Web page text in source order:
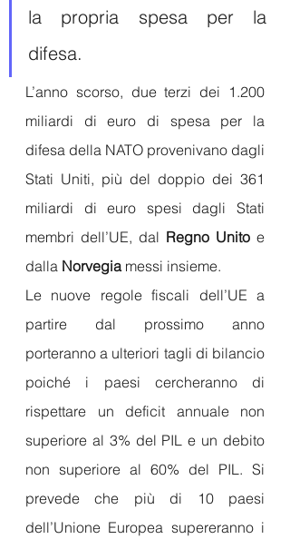
la propria spesa per la
difesa.
L’anno scorso, due terzi dei 1.200
miliardi di euro di spesa per la
difesa della NATO provenivano dagli
Stati Uniti, più del doppio dei 361
miliardi di euro spesi dagli Stati
membri dell’UE, dal Regno Unito e
dalla Norvegia messi insieme.
Le nuove regole fiscali dell’UE a
partire dal prossimo anno
porteranno a ulteriori tagli di bilancio
poiché i paesi cercheranno di
rispettare un deficit annuale non
superiore al 3% del PIL e un debito
non superiore al 60% del PIL. Si
prevede che più di 10 paesi
dell’Unione Europea supereranno i